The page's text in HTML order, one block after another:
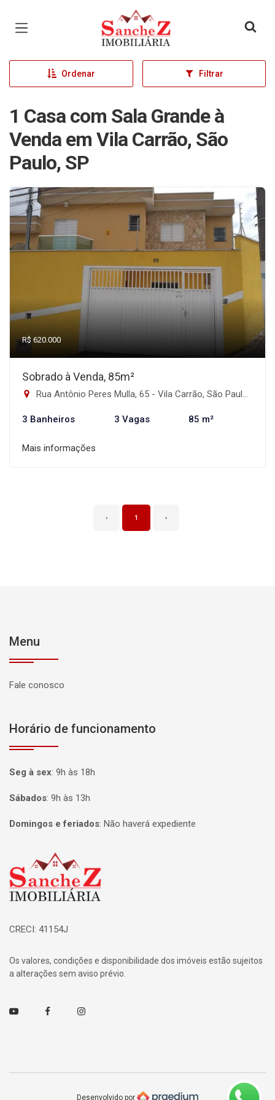
Página inicial
Ordenar Filtrar
1 Casa com Sala Grande à
Venda em Vila Carrão, São
Paulo, SP
R$ 620.000
Sobrado à Venda, 85m²
Rua Antônio Peres Mulla, 65 - Vila Carrão, São Paulo-SP
3 Banheiros 3 Vagas 85 m²
Mais informações
‹ 1 ›
Menu
Fale conosco
Horário de funcionamento
Seg à sex: 9h às 18h
Sábados: 9h às 13h
Domingos e feriados: Não haverá expediente
Página inicial
CRECI: 41154J
Os valores, condições e disponibilidade dos imóveis estão sujeitos
a alterações sem aviso prévio.
Youtube FacebookInstagram
Desenvolvido por